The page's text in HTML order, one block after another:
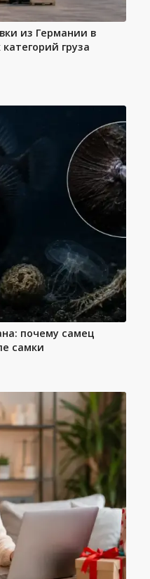
из Германии в
груза
почему самец
самки